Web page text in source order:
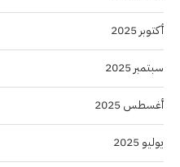
أكتوبر 2025
سبتمبر 2025
أغسطس 2025
يوليو 2025